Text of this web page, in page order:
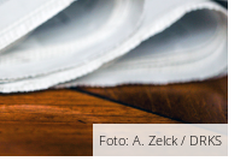
Foto: A. Zelck / DRKS